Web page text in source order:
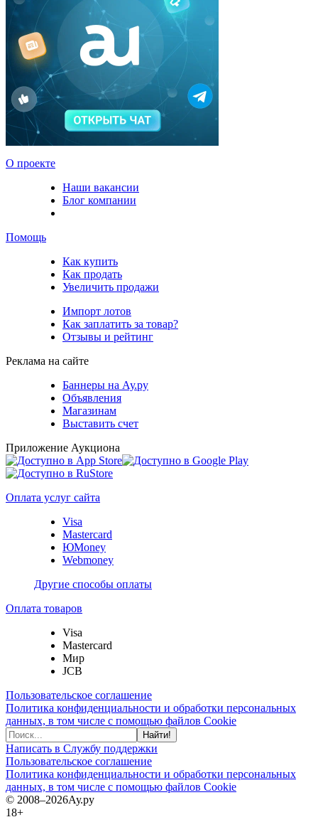
О проекте
Наши вакансии
Блог компании
Помощь
Как купить
Как продать
Увеличить продажи
Импорт лотов
Как заплатить за товар?
Отзывы и рейтинг
Реклама на сайте
Баннеры на Ау.ру
Объявления
Магазинам
Выставить счет
Приложение Аукциона
Оплата услуг сайта
Visa
Mastercard
ЮMoney
Webmoney
Другие способы оплаты
Оплата товаров
Visa
Mastercard
Мир
JCB
Пользовательское соглашение
Политика конфиденциальности и обработки персональных
данных, в том числе с помощью файлов Cookie
Найти!
Написать в Службу поддержки
Пользовательское соглашение
Политика конфиденциальности и обработки персональных
данных, в том числе с помощью файлов Cookie
© 2008–2026Ау.ру
18+